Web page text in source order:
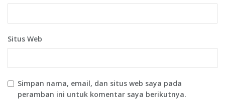
Situs Web
Simpan nama, email, dan situs web saya pada
peramban ini untuk komentar saya berikutnya.